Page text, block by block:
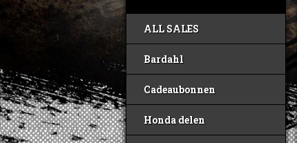
ALL SALES
Bardahl
Cadeaubonnen
Honda delen